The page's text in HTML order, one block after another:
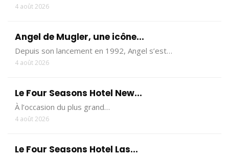
4 août 2026
Angel de Mugler, une icône...
Depuis son lancement en 1992, Angel s’est…
4 août 2026
Le Four Seasons Hotel New...
À l’occasion du plus grand…
4 août 2026
Le Four Seasons Hotel Las...